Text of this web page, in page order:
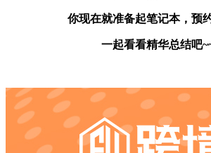
你现在就准备起笔记本，预
一起看看精华总结吧